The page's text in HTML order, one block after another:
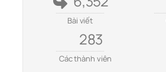
Bài viết
283
Các thành viên